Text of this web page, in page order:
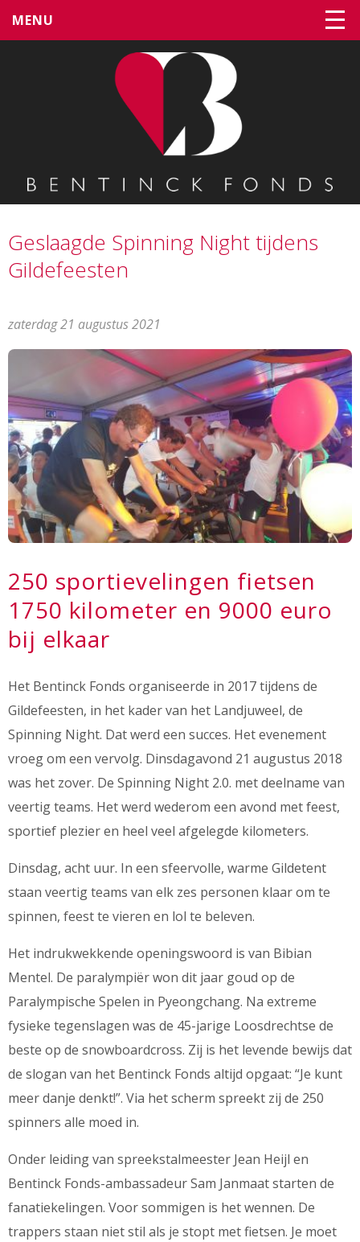
MENU
Geslaagde Spinning Night tijdens
Gildefeesten
zaterdag 21 augustus 2021
250 sportievelingen fietsen
1750 kilometer en 9000 euro
bij elkaar
Het Bentinck Fonds organiseerde in 2017 tijdens de
Gildefeesten, in het kader van het Landjuweel, de
Spinning Night. Dat werd een succes. Het evenement
vroeg om een vervolg. Dinsdagavond 21 augustus 2018
was het zover. De Spinning Night 2.0. met deelname van
veertig teams. Het werd wederom een avond met feest,
sportief plezier en heel veel afgelegde kilometers.
Dinsdag, acht uur. In een sfeervolle, warme Gildetent
staan veertig teams van elk zes personen klaar om te
spinnen, feest te vieren en lol te beleven.
Het indrukwekkende openingswoord is van Bibian
Mentel. De paralympiër won dit jaar goud op de
Paralympische Spelen in Pyeongchang. Na extreme
fysieke tegenslagen was de 45-jarige Loosdrechtse de
beste op de snowboardcross. Zij is het levende bewijs dat
de slogan van het Bentinck Fonds altijd opgaat: “Je kunt
meer danje denkt!”. Via het scherm spreekt zij de 250
spinners alle moed in.
Onder leiding van spreekstalmeester Jean Heijl en
Bentinck Fonds-ambassadeur Sam Janmaat starten de
fanatiekelingen. Voor sommigen is het wennen. De
trappers staan niet stil als je stopt met fietsen. Je moet